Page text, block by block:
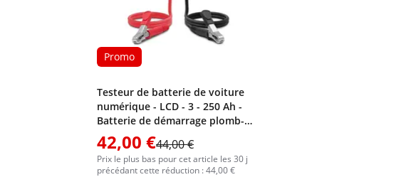
Promo
Testeur de batterie de voiture
numérique - LCD - 3 - 250 Ah -
Batterie de démarrage plomb-
acide
42,00 €44,00 €
Prix le plus bas pour cet article les 30 j
précédant cette réduction : 44,00 €